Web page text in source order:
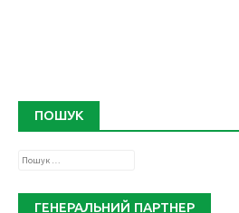
ПОШУК
Пошук:
ГЕНЕРАЛЬНИЙ ПАРТНЕР